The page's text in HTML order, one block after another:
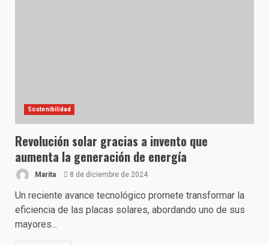
Sostenibilidad
Revolución solar gracias a invento que
aumenta la generación de energía
Marita 8 de diciembre de 2024
Un reciente avance tecnológico promete transformar la
eficiencia de las placas solares, abordando uno de sus
mayores...